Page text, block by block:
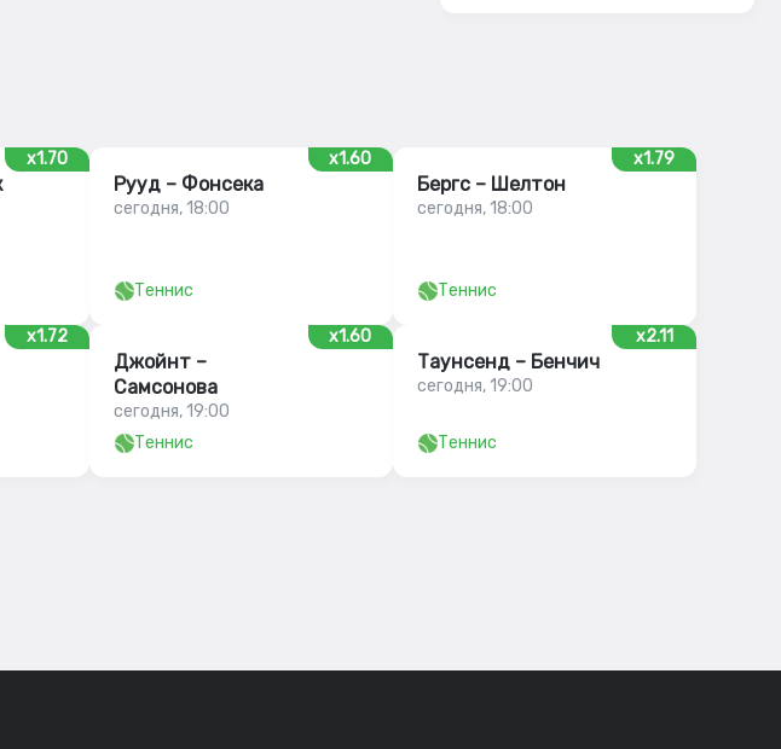
x1.70 x1.60
Рууд – Фонсека
сегодня, 18:00
Теннис
x1.79
Бергс – Шелтон
сегодня, 18:00
Теннис
x1.72 x1.60
Джойнт –
Самсонова
сегодня, 19:00
Теннис
x2.11
Таунсенд – Бенчич
сегодня, 19:00
Теннис